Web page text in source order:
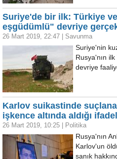
Suriye'de bir ilk: Türkiye
eşgüdümlü" devriye
26 Mart 2019, 22:47 Savunma
Suriye'nin
Rusya'nın
devriye
Karlov suikastinde
işkence altında aldığı
26 Mart 2019, 10:25 Politika
Rusya'nın
Karlov'un
sanık